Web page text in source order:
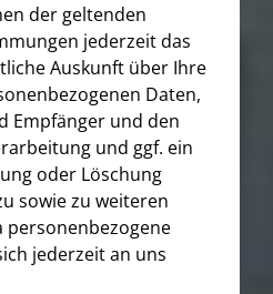
der geltenden
jederzeit das
Auskunft über Ihre
Daten,
Empfänger und den
und ggf. ein
oder Löschung
sowie zu weiteren
personenbezogene
jederzeit an uns